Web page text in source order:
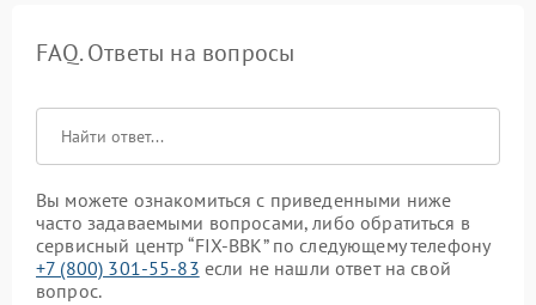
FAQ. Ответы на вопросы
Вы можете ознакомиться с приведенными ниже
часто задаваемыми вопросами, либо обратиться в
сервисный центр “FIX-BBK” по следующему телефону
+7 (800) 301-55-83 если не нашли ответ на свой
вопрос.